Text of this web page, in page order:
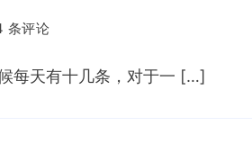
条评论
每天有十几条，对于一 […]